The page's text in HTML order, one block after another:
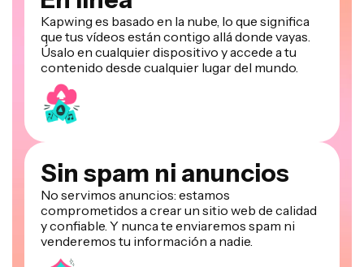
Kapwing es basado en la nube, lo que significa
que tus vídeos están contigo allá donde vayas.
Úsalo en cualquier dispositivo y accede a tu
contenido desde cualquier lugar del mundo.
Sin spam ni anuncios
No servimos anuncios: estamos
comprometidos a crear un sitio web de calidad
y confiable. Y nunca te enviaremos spam ni
venderemos tu información a nadie.